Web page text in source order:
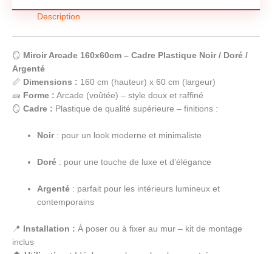
Description
🪞 Miroir Arcade 160x60cm – Cadre Plastique Noir / Doré /
Argenté
📏 Dimensions : 160 cm (hauteur) x 60 cm (largeur)
🧱 Forme : Arcade (voûtée) – style doux et raffiné
🪞 Cadre : Plastique de qualité supérieure – finitions :
Noir : pour un look moderne et minimaliste
Doré : pour une touche de luxe et d’élégance
Argenté : parfait pour les intérieurs lumineux et
contemporains
📍 Installation : À poser ou à fixer au mur – kit de montage
inclus